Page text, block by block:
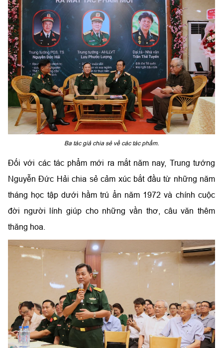
Ba tác giả chia sẻ về các tác phẩm.
Đối với các tác phẩm mới ra mắt năm nay, Trung tướng
Nguyễn Đức Hải chia sẻ cảm xúc bắt đầu từ những năm
tháng học tập dưới hầm trú ẩn năm 1972 và chính cuộc
đời người lính giúp cho những vần thơ, câu văn thêm
thăng hoa.